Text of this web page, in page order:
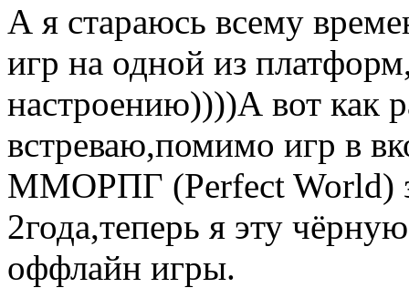
А я стараюсь всему
игр на одной из
настроению))))А вот как
встреваю,помимо игр в
ММОРПГ (Perfect World)
2года,теперь я эту
оффлайн игры.